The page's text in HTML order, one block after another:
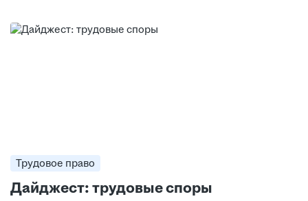
Трудовое право
Дайджест: трудовые споры